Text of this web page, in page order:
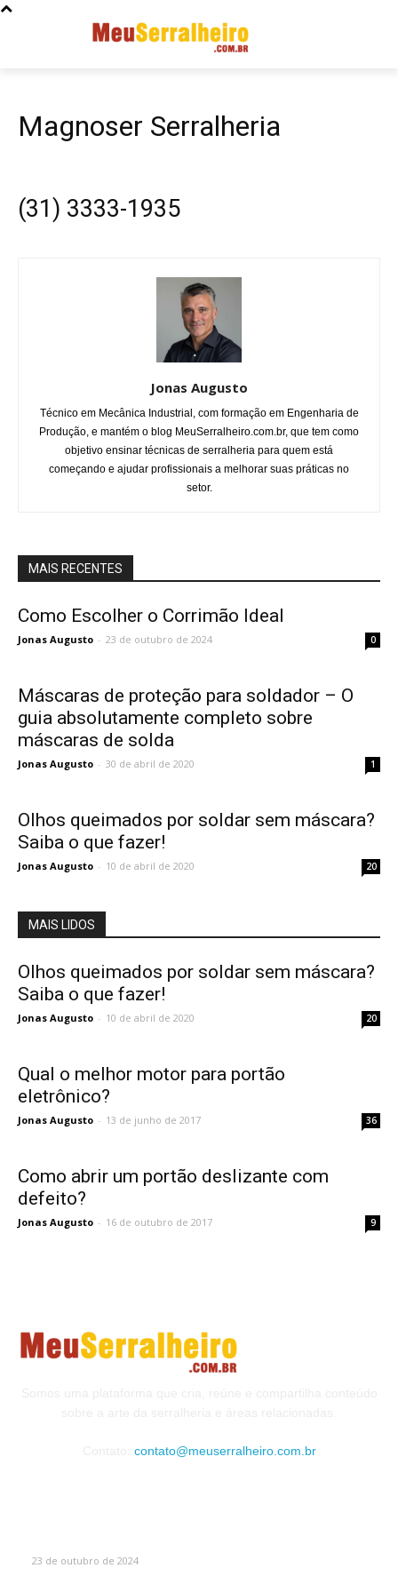
Magnoser Serralheria
(31) 3333-1935
Jonas Augusto
Técnico em Mecânica Industrial, com formação em Engenharia de
Produção, e mantém o blog MeuSerralheiro.com.br, que tem como
objetivo ensinar técnicas de serralheria para quem está
começando e ajudar profissionais a melhorar suas práticas no
setor.
MAIS RECENTES
Como Escolher o Corrimão Ideal
Jonas Augusto - 23 de outubro de 2024 0
Máscaras de proteção para soldador – O
guia absolutamente completo sobre
máscaras de solda
Jonas Augusto - 30 de abril de 2020 1
Olhos queimados por soldar sem máscara?
Saiba o que fazer!
Jonas Augusto - 10 de abril de 2020 20
MAIS LIDOS
Olhos queimados por soldar sem máscara?
Saiba o que fazer!
Jonas Augusto - 10 de abril de 2020 20
Qual o melhor motor para portão
eletrônico?
Jonas Augusto - 13 de junho de 2017 36
Como abrir um portão deslizante com
defeito?
Jonas Augusto - 16 de outubro de 2017 9
contato@meuserralheiro.com.br
23 de outubro de 2024